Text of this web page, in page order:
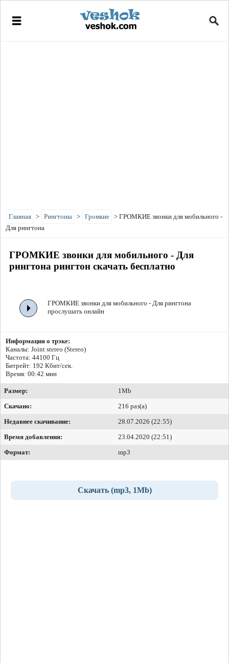
Главная > Рингтоны > Громкие > ГРОМКИЕ звонки для мобильного -
Для рингтона
ГРОМКИЕ звонки для мобильного - Для
рингтона рингтон скачать бесплатно
ГРОМКИЕ звонки для мобильного - Для рингтона
прослушать онлайн
Информация о трэке:
Каналы: Joint stereo (Stereo)
Частота: 44100 Гц
Битрейт: 192 Кбит/сек.
Время: 00:42 мин
Размер:
1Mb
Скачано:
216 раз(а)
Недавнее скачивание:
28.07.2026 (22:55)
Время добавления:
23.04.2020 (22:51)
Формат:
mp3
Скачать (mp3, 1Mb)